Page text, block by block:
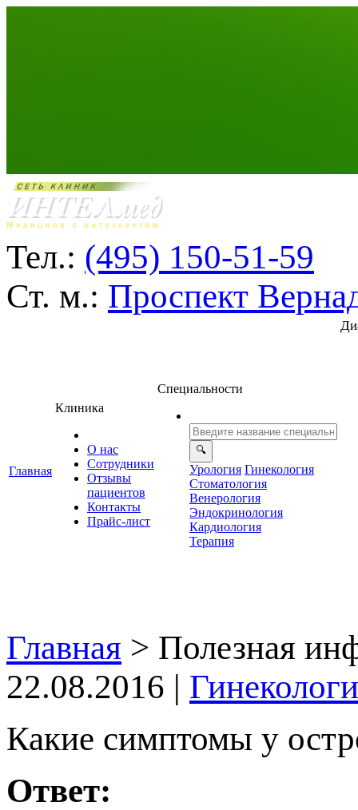
Тел.: (495) 150-51-59
Ст. м.: Проспект
Главная
Клиника
О нас
Сотрудники
Отзывы
ациенто
Контакты
Прайс-лист
Специальности
Урология Гинекология
Стоматология
енерология
Эндокринология
Кардиология
Терапия
Главная > Полезная
22.08.2016 |
Какие симптомы у
Ответ: